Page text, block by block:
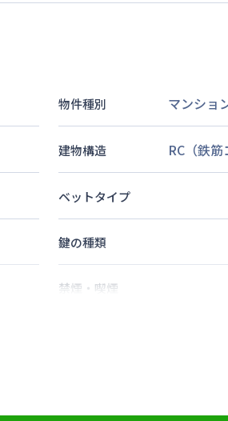
物件種別 マンショ
建物構造 RC（鉄筋
ベットタイプ
鍵の種類
禁煙・喫煙